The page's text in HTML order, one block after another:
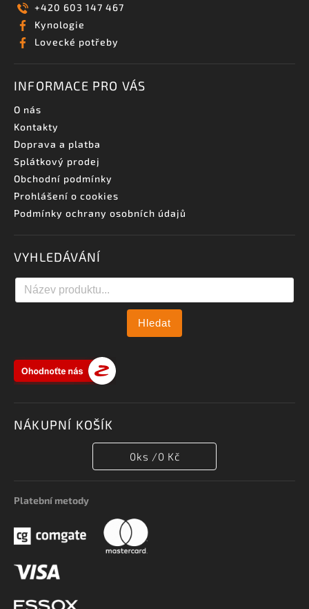
+420 603 147 467
Kynologie
Lovecké potřeby
INFORMACE PRO VÁS
O nás
Kontakty
Doprava a platba
Splátkový prodej
Obchodní podmínky
Prohlášení o cookies
Podmínky ochrany osobních údajů
VYHLEDÁVÁNÍ
Hledat
NÁKUPNÍ KOŠÍK
0ks /0 Kč
Platební metody